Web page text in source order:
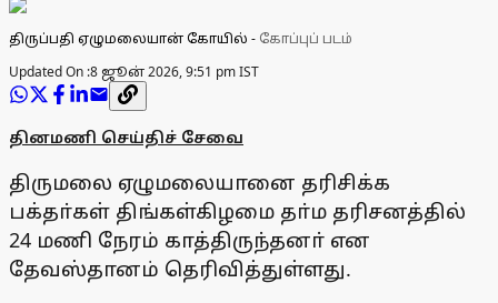
திருப்பதி ஏழுமலையான் கோயில் - கோப்புப் படம்
Updated On :8 ஜூன் 2026, 9:51 pm IST
தினமணி செய்திச் சேவை
திருமலை ஏழுமலையானை தரிசிக்க
பக்தா்கள் திங்கள்கிழமை தா்ம தரிசனத்தில்
24 மணி நேரம் காத்திருந்தனா் என
தேவஸ்தானம் தெரிவித்துள்ளது.